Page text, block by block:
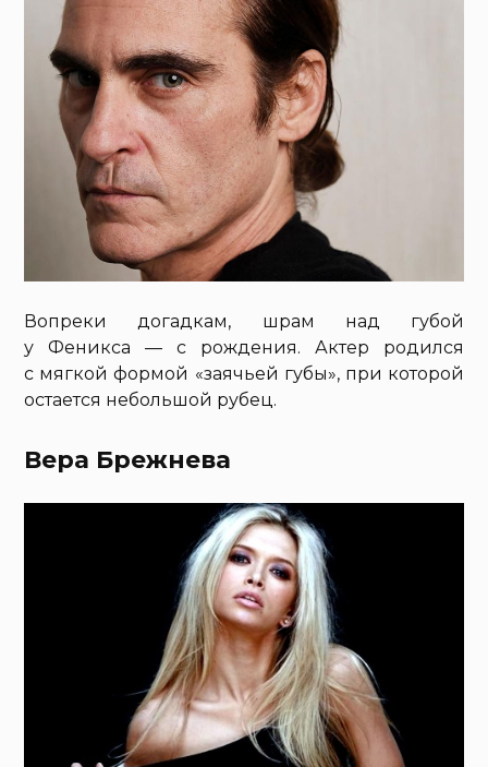
Вопреки догадкам, шрам над губой
у Феникса — с рождения. Актер родился
с мягкой формой «заячьей губы», при которой
остается небольшой рубец.
Вера Брежнева